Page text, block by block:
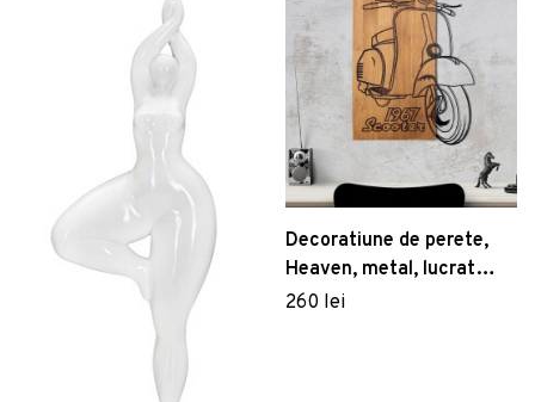
Decoratiune de perete,
Heaven, metal, lucrat
manual, 80 x 55 cm,
260 lei